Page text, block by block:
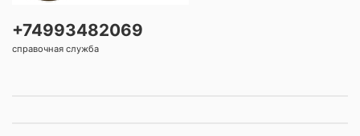
+74993482069
справочная служба